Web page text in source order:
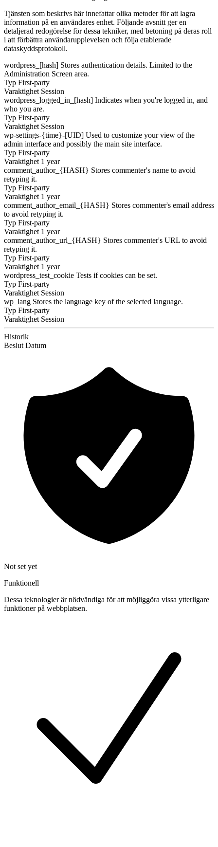
Tjänsten som beskrivs här innefattar olika metoder för att lagra
information på en användares enhet. Följande avsnitt ger en
detaljerad redogörelse för dessa tekniker, med betoning på deras roll
i att förbättra användarupplevelsen och följa etablerade
dataskyddsprotokoll.
wordpress_[hash] Stores authentication details. Limited to the
Administration Screen area.
Typ First-party
Varaktighet Session
wordpress_logged_in_[hash] Indicates when you're logged in, and
who you are.
Typ First-party
Varaktighet Session
wp-settings-{time}-[UID] Used to customize your view of the
admin interface and possibly the main site interface.
Typ First-party
Varaktighet 1 year
comment_author_{HASH} Stores commenter's name to avoid
retyping it.
Typ First-party
Varaktighet 1 year
comment_author_email_{HASH} Stores commenter's email address
to avoid retyping it.
Typ First-party
Varaktighet 1 year
comment_author_url_{HASH} Stores commenter's URL to avoid
retyping it.
Typ First-party
Varaktighet 1 year
wordpress_test_cookie Tests if cookies can be set.
Typ First-party
Varaktighet Session
wp_lang Stores the language key of the selected language.
Typ First-party
Varaktighet Session
Historik
Beslut Datum
Not set yet
Funktionell
Dessa teknologier är nödvändiga för att möjliggöra vissa ytterligare
funktioner på webbplatsen.